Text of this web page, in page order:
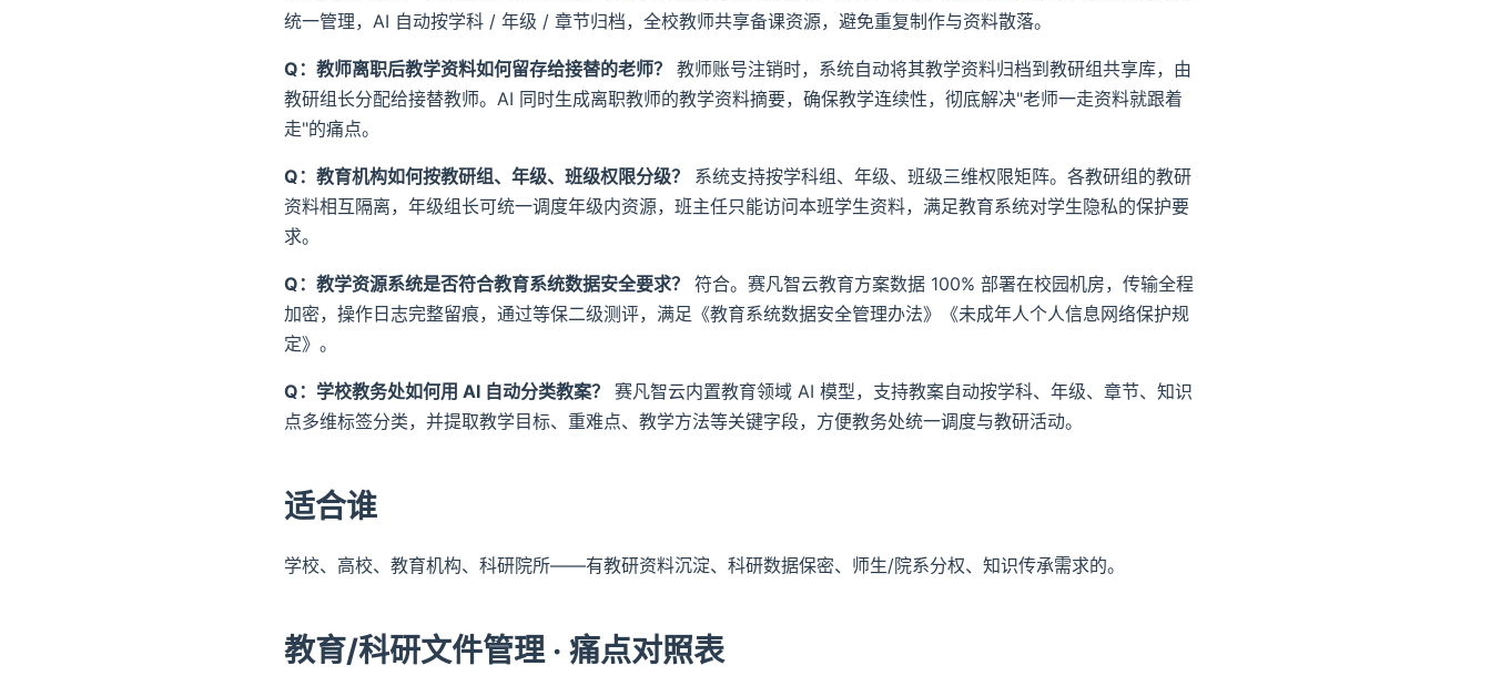
统一管理，AI 自动按学科 / 年级 / 章节归档，全校教师共享备课资源，避免重复制作与资料散落。
Q：教师离职后教学资料如何留存给接替的老师？
教师账号注销时，系统自动将其教学资料归档到教研组共享库，由
教研组长分配给接替教师。AI 同时生成离职教师的教学资料摘要，确保教学连续性，彻底解决"老师一走资料就跟着
走"的痛点。
Q：教育机构如何按教研组、年级、班级权限分级？
系统支持按学科组、年级、班级三维权限矩阵。各教研组的教研
资料相互隔离，年级组长可统一调度年级内资源，班主任只能访问本班学生资料，满足教育系统对学生隐私的保护要
求。
Q：教学资源系统是否符合教育系统数据安全要求？
符合。赛凡智云教育方案数据 100% 部署在校园机房，传输全程
加密，操作日志完整留痕，通过等保二级测评，满足《教育系统数据安全管理办法》《未成年人个人信息网络保护规
定》。
Q：学校教务处如何用 AI 自动分类教案？
赛凡智云内置教育领域 AI 模型，支持教案自动按学科、年级、章节、知识
点多维标签分类，并提取教学目标、重难点、教学方法等关键字段，方便教务处统一调度与教研活动。
适合谁
学校、高校、教育机构、科研院所——有教研资料沉淀、科研数据保密、师生/院系分权、知识传承需求的。
教育/科研文件管理 · 痛点对照表